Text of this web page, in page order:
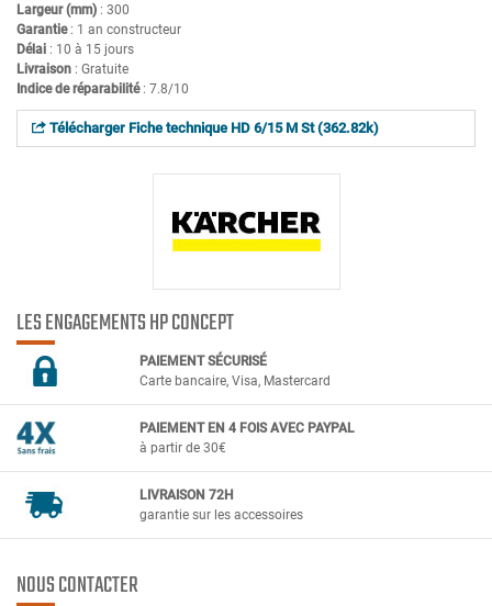
Largeur (mm) : 300
Garantie: 1 an constructeur
Délai : 10 à 15 jours
Livraison : Gratuite
Indice de réparabilité: 7.8/10
Télécharger Fiche technique HD 6/15 M St (362.82k)
LES ENGAGEMENTS HP CONCEPT
PAIEMENT SÉCURISÉ
Carte bancaire, Visa, Mastercard
PAIEMENT EN 4 FOIS AVEC PAYPAL
à partir de 30€
LIVRAISON 72H
garantie sur les accessoires
NOUS CONTACTER